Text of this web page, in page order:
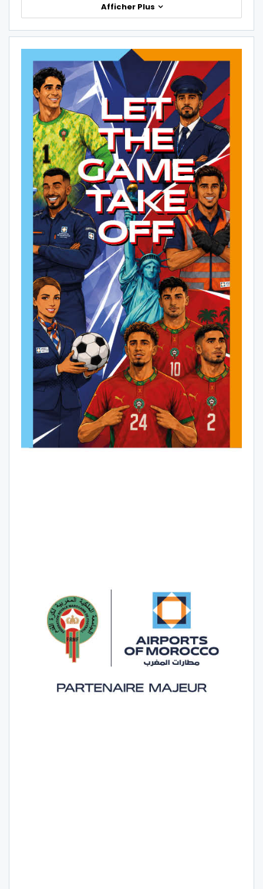
Afficher Plus